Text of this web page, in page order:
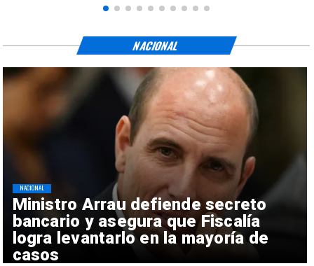
Ministro Arrau defiende secreto
bancario y asegura que Fiscalía
logra levantarlo en la mayoría de
casos
NACIONAL
NACIONAL